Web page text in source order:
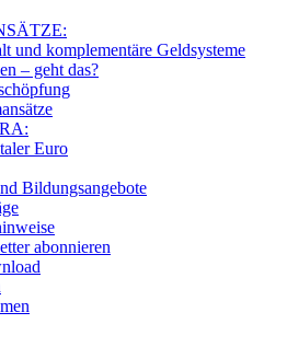
und komplementäre Geldsysteme
– geht das?
Euro
Bildungsangebote
abonnieren